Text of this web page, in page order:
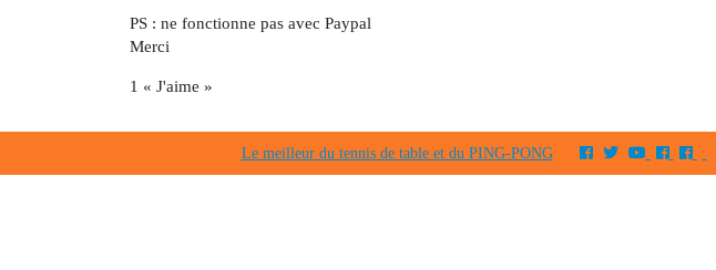
PS : ne fonctionne pas avec Paypal
Merci
1 « J'aime »
Le meilleur du tennis de table et du PING-PONG